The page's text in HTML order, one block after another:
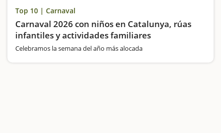
Top 10 | Carnaval
Carnaval 2026 con niños en Catalunya, rúas
infantiles y actividades familiares
Celebramos la semana del año más alocada